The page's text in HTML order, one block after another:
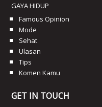
GAYA HIDUP
Famous Opinion
Mode
Sehat
Ulasan
Tips
Komen Kamu
GET IN TOUCH